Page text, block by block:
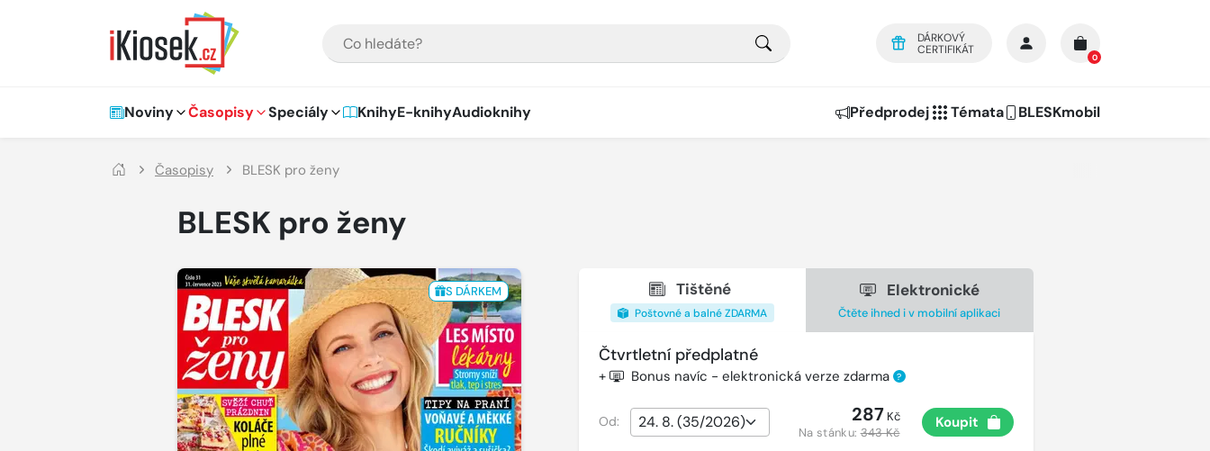
DÁRKOVÝ
CERTIFIKÁT
0
Hlavní navigace
Noviny Časopisy Speciály KnihyE-knihyAudioknihy Předprodej Témata BLESKmobil
Časopisy BLESK pro ženy
BLESK pro ženy
S DÁRKEM Tištěné
Poštovné a balné ZDARMA
Elektronické
Čtěte ihned i v mobilní aplikaci
Čtvrtletní předplatné
+ Bonus navíc - elektronická verze zdarma ?
Od: 287 Kč
Na stánku:343 Kč
Koupit